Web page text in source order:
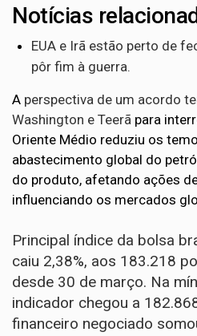
Notícias
EUA e Irã estão perto de
pôr fim à guerra.
A perspectiva de um acordo
Washington e Teerã para
Oriente Médio reduziu os
abastecimento global do
do produto, afetando ações
influenciando os mercados
Principal índice da bolsa
caiu 2,38%, aos 183.218
desde 30 de março. Na
indicador chegou a
financeiro negociado